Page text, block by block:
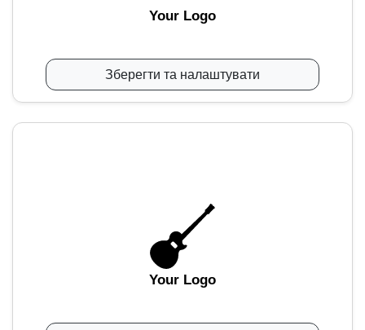
Your Logo
Зберегти та налаштувати
Your Logo